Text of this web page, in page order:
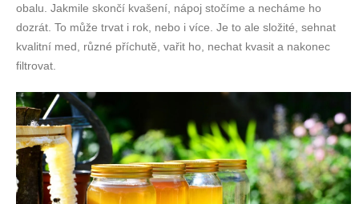
obalu. Jakmile skončí kvašení, nápoj stočíme a necháme ho
dozrát. To může trvat i rok, nebo i více. Je to ale složité, sehnat
kvalitní med, různé příchutě, vařit ho, nechat kvasit a nakonec
filtrovat.